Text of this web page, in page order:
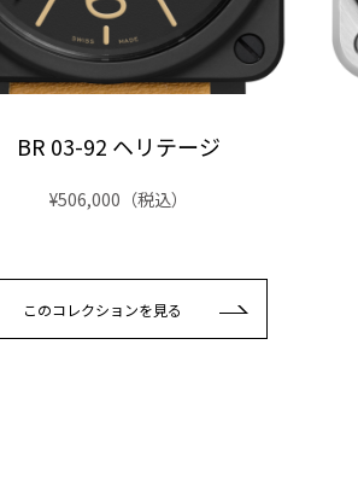
BR 03-92 ヘリテージ
¥506,000 （税込）
このコレクションを見る